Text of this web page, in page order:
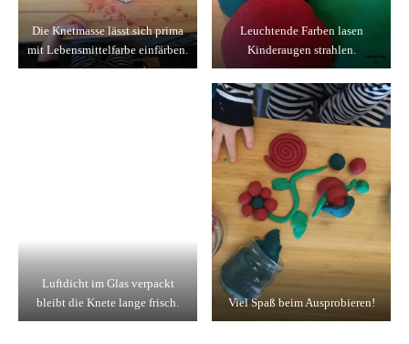
Die Knetmasse lässt sich prima
mit Lebensmittelfarbe einfärben.
Leuchtende Farben lasen
Kinderaugen strahlen.
Luftdicht im Glas verpackt
bleibt die Knete lange frisch.
Viel Spaß beim Ausprobieren!